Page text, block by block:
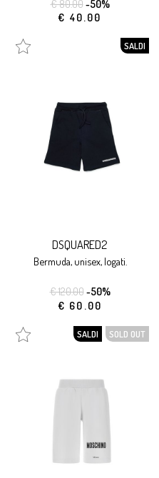
€ 80.00-50%
€ 40.00
SALDI
DSQUARED2
bermuda, unisex, logati.
€ 120.00-50%
€ 60.00
SALDI SOLD OUT